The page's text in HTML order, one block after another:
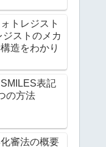
トレジスト
ジストのメカ
造をわかり
表記
の方法
審法の概要